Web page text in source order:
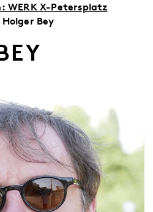
WERK X-Petersplatz
Holger Bey